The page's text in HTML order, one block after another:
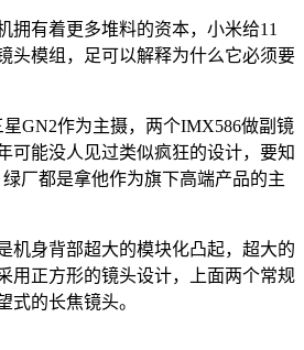
拥有着更多堆料的资本，小米给11
头模组，足可以解释为什么它必须要
GN2作为主摄，两个IMX586做副镜
可能没人见过类似疯狂的设计，要知
厂都是拿他作为旗下高端产品的主
机身背部超大的模块化凸起，超大的
用正方形的镜头设计，上面两个常规
式的长焦镜头。